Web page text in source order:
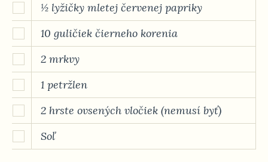
½ lyžičky mletej červenej papriky
10 guličiek čierneho korenia
2 mrkvy
1 petržlen
2 hrste ovsených vločiek (nemusí byť)
Soľ